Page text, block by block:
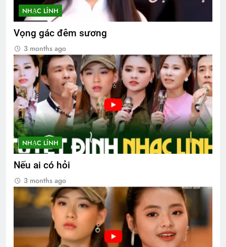
NHẠC LÍNH
Vọng gác đêm sương
3 months ago
NHẠC LÍNH
Nếu ai có hỏi
3 months ago